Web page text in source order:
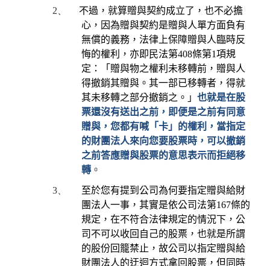
2、
不過，就算贈與契約成立了，也不必擔
心，因為贈與契約是贈與人單方面負有
無償的義務，法律上保障贈與人臨時反
悔的權利，亦即民法第408條第1項規
定：「贈與物之權利未移轉前，贈與人
得撤銷其贈與。其一部已移轉者，得就
其未移轉之部分撤銷之。」 也就是在股
票還沒有送出之前，即便是之前有同意
贈與，您都有喊「卡」的權利，當指定
的財團法人來向您要股票時，可以撤銷
之前答應贈與股票的意思表示而拒絕移
轉 。
3、
至於您有提到公司為何要指定贈與給財
團法人一事，其實是依公司法第167條的
規定，在不符合法律規定的情況下，公
司不可以收回自己的股票，也就是所謂
的股份回籠禁止，故公司以指定贈與給
財團法人的迂迴方式拿回股票，但同時